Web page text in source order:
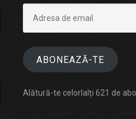
email
ABONEAZĂ-TE
Alătură-te celorlalți 621 de